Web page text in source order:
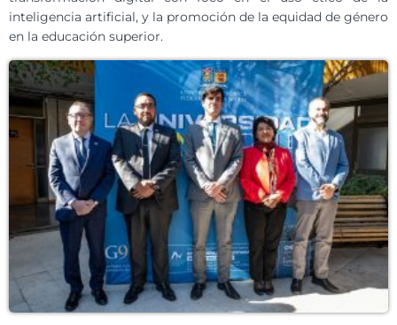
inteligencia artificial, y la promoción de la equidad de género
en la educación superior.